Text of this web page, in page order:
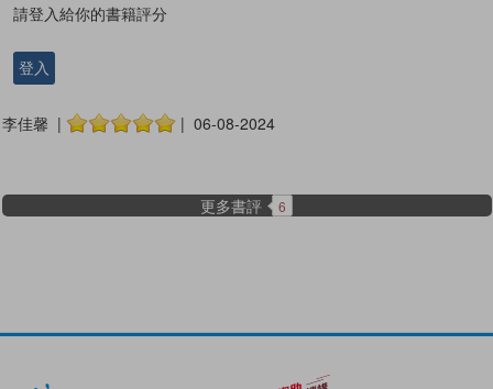
請登入給你的書籍評分
登入
李佳馨 | | 06-08-2024
更多書評 6